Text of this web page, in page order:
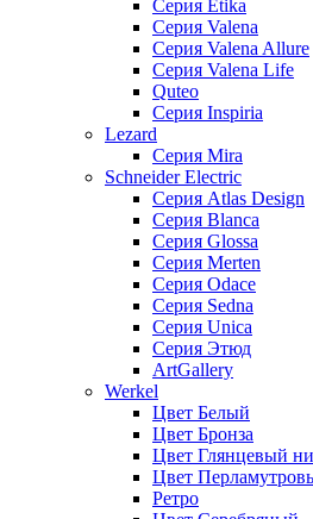
Серия Etika
Серия Valena
Серия Valena Allure
Серия Valena Life
Quteo
Серия Inspiria
Lezard
Серия Mira
Schneider Electric
Серия Atlas Design
Серия Blanca
Серия Glossa
Серия Merten
Серия Odace
Серия Sedna
Серия Unica
Серия Этюд
ArtGallery
Werkel
Цвет Белый
Цвет Бронза
Цвет Глянцевый
Цвет
Ретро